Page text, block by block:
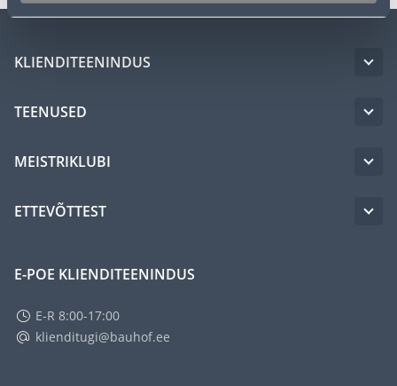
KLIENDITEENINDUS
TEENUSED
MEISTRIKLUBI
ETTEVÕTTEST
E-POE KLIENDITEENINDUS
E-R 8:00-17:00
klienditugi@bauhof.ee